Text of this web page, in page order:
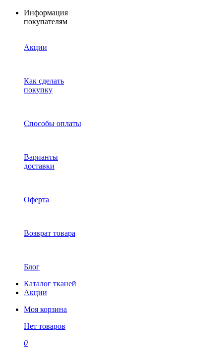
Информация
покупателям
Акции
Как сделать
покупку
Способы оплаты
Варианты
доставки
Оферта
Возврат товара
Блог
Каталог тканей
Акции
Моя корзина
Нет товаров
0